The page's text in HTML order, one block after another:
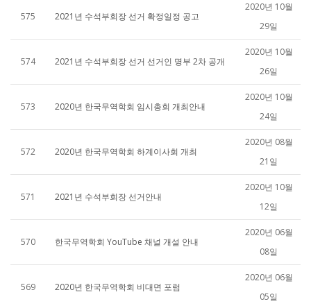
575 2021년 수석부회장 선거 확정일정 공고
2020년 10월
29일
574 2021년 수석부회장 선거 선거인 명부 2차 공개
2020년 10월
26일
573 2020년 한국무역학회 임시총회 개최안내
2020년 10월
24일
572 2020년 한국무역학회 하계이사회 개최
2020년 08월
21일
571 2021년 수석부회장 선거안내
2020년 10월
12일
570 한국무역학회 YouTube 채널 개설 안내
2020년 06월
08일
569 2020년 한국무역학회 비대면 포럼
2020년 06월
05일